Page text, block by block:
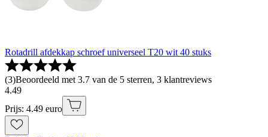
Rotadrill afdekkap schroef universeel T20 wit 40 stuks
(3)Beoordeeld met 3.7 van de 5 sterren, 3 klantreviews
4.49
Prijs: 4.49 euro